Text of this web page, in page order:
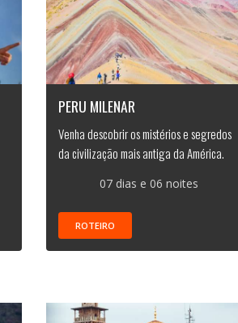
PERU MILENAR
Venha descobrir os mistérios e segredos
da civilização mais antiga da América.
07 dias e 06 noites
ROTEIRO